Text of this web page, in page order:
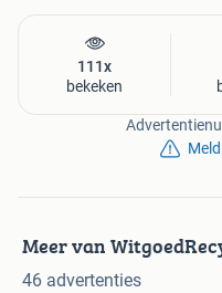
111x
bekeken
Meer van
46 advertenties